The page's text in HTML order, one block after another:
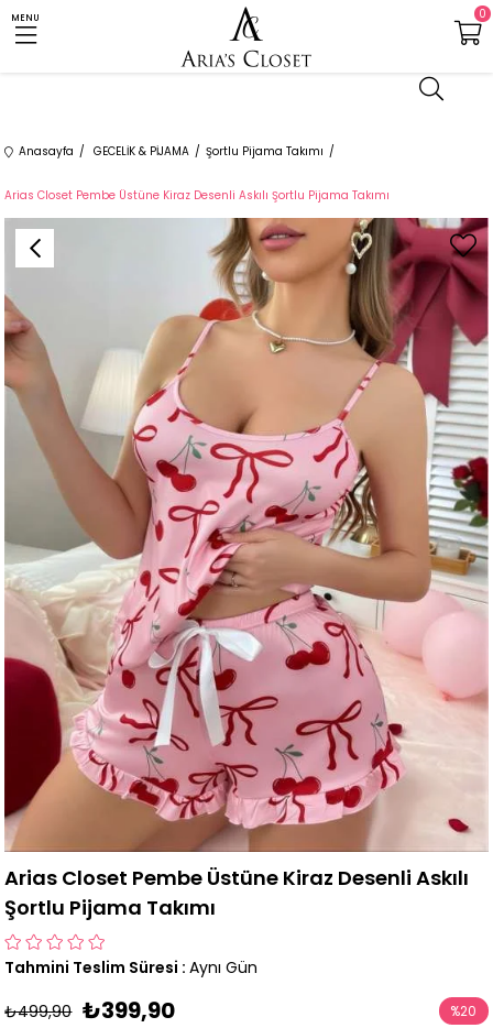
MENU 0
Anasayfa GECELİK & PİJAMA Şortlu Pijama Takımı
Arias Closet Pembe Üstüne Kiraz Desenli Askılı Şortlu Pijama Takımı
Arias Closet Pembe Üstüne Kiraz Desenli Askılı
Şortlu Pijama Takımı
Tahmini Teslim Süresi : Aynı Gün
₺499,90 ₺399,90 %20